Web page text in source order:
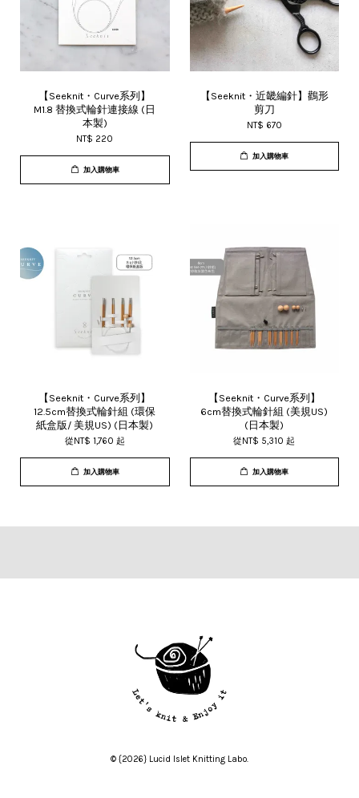
【Seeknit・Curve系列】
M1.8 替換式輪針連接線 (日
本製)
NT$ 220
加入購物車
【Seeknit・近畿編針】鸛形
剪刀
NT$ 670
加入購物車
【Seeknit・Curve系列】
12.5cm替換式輪針組 (環保
紙盒版/ 美規US) (日本製)
從NT$ 1,760 起
加入購物車
【Seeknit・Curve系列】
6cm替換式輪針組 (美規US)
(日本製)
從NT$ 5,310起
加入購物車
© {2026} Lucid Islet Knitting Labo.